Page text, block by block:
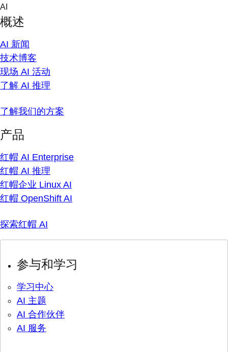
Skip
content
AI
概述
AI 新闻
技术博客
现场 AI 活动
了解 AI 推理
了解我们的方案
产品
红帽 AI Enterprise
红帽 AI 推理
红帽企业 Linux AI
红帽 OpenShift AI
探索红帽 AI
参与和学习
学习中心
AI 主题
AI 合作伙伴
AI 服务